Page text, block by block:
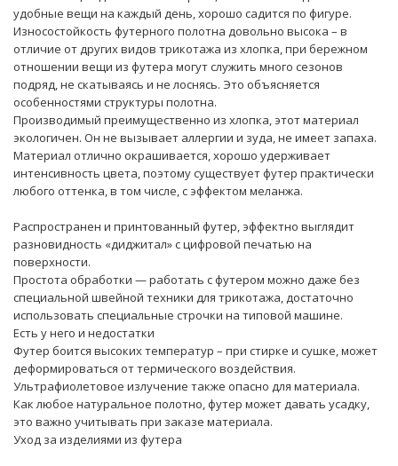
удобные вещи на каждый день, хорошо садится по фигуре.
Износостойкость футерного полотна довольно высока – в
отличие от других видов трикотажа из хлопка, при бережном
отношении вещи из футера могут служить много сезонов
подряд, не скатываясь и не лоснясь. Это объясняется
особенностями структуры полотна.
Производимый преимущественно из хлопка, этот материал
экологичен. Он не вызывает аллергии и зуда, не имеет запаха.
Материал отлично окрашивается, хорошо удерживает
интенсивность цвета, поэтому существует футер практически
любого оттенка, в том числе, с эффектом меланжа.
Распространен и принтованный футер, эффектно выглядит
разновидность «диджитал» с цифровой печатью на
поверхности.
Простота обработки — работать с футером можно даже без
специальной швейной техники для трикотажа, достаточно
использовать специальные строчки на типовой машине.
Есть у него и недостатки
Футер боится высоких температур – при стирке и сушке, может
деформироваться от термического воздействия.
Ультрафиолетовое излучение также опасно для материала.
Как любое натуральное полотно, футер может давать усадку,
это важно учитывать при заказе материала.
Уход за изделиями из футера